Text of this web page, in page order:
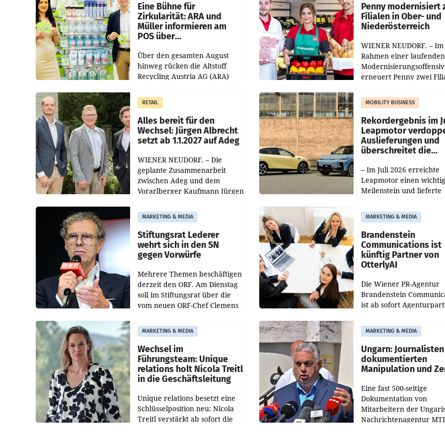
dem Vergleichszeitraum
übertroffen.
Eine Bühne für
Zirkularität: ARA und
Müller informieren am
POS über
Über den gesamten August
hinweg rücken die Altstoff
Recycling Austria AG (ARA)
Müller die Initiative „Kreislauf-
Helden“ in allen
österreichischen Müller-Filialen
Penny modernisiert
Filialen in Ober- und
Niederösterreich
WIENER NEUDORF. – Im
Rahmen einer laufenden
erneuert Penny zwei
Die beiden Standorte
Haag sowie im rund
RETAIL
Alles bereit für den
Wechsel: Jürgen Albrecht
setzt ab 1.1.2027 auf Adeg
WIENER NEUDORF. – Die
geplante Zusammenarbeit
zwischen Adeg und dem
Vorarlberger Kaufmann Jürgen
freigegeben: Die
Bundeswettbewerbsbehörde
und der Bundeskartellanwalt
MOBILITY BUSINESS
Rekordergebnis im
Leapmotor
Auslieferungen und
überschreitet die
– Im Juli 2026 erreichte
Leapmotor einen
Meilenstein und lieferte
aus, womit sich das
gegenüber Juli 2025
verdoppelte (+102
MARKETING & MEDIA
Stiftungsrat Lederer
wehrt sich in den SN
gegen Vorwürfe
Mehrere Themen beschäftigen
derzeit den ORF. Am Dienstag
soll im Stiftungsrat über die
vom neuen ORF-Chef Clemens
Besetzungen für die
Direktionen abgestimmt
werden.
MARKETING & MEDIA
Brandenstein
Communications ist
künftig Partner von
OtterlyAI
Die Wiener PR-Agentur
Brandenstein
ist ab sofort
Optimierungsplattform
OtterlyAI. Damit baut die
Agentur ihr
MARKETING & MEDIA
Wechsel im
Führungsteam: Unique
relations holt Nicola Treitl
in die Geschäftsleitung
Unique relations besetzt eine
Schlüsselposition neu: Nicola
Treitl verstärkt ab sofort die
MARKETING & MEDIA
Ungarn: Journalisten
dokumentierten
Manipulation und
Eine fast 500-seitige
Dokumentation von
Mitarbeitern der
Nachrichtenagentur